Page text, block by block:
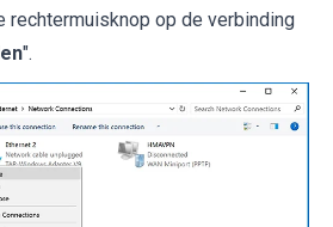
rechtermuisknop op de verbinding
".